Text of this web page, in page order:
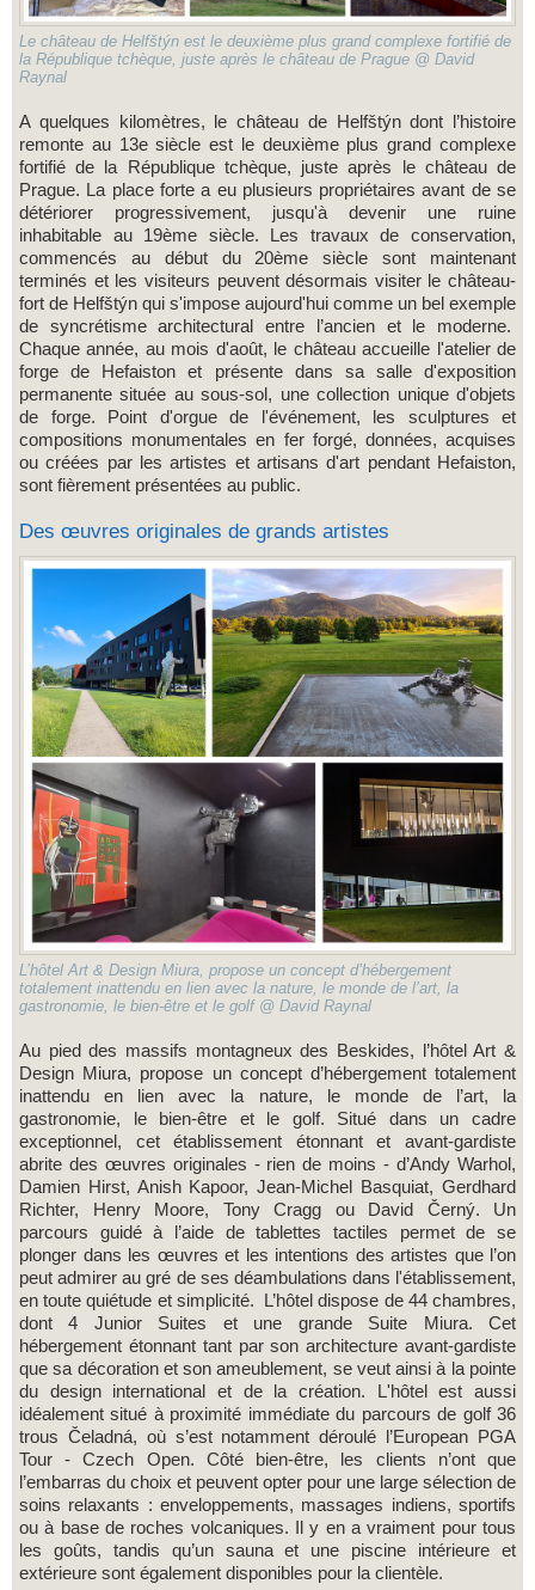
Le château de Helfštýn est le deuxième plus grand complexe fortifié de
la République tchèque, juste après le château de Prague @ David
Raynal
A quelques kilomètres, le château de Helfštýn dont l’histoire
remonte au 13e siècle est le deuxième plus grand complexe
fortifié de la République tchèque, juste après le château de
Prague. La place forte a eu plusieurs propriétaires avant de se
détériorer progressivement, jusqu'à devenir une ruine
inhabitable au 19ème siècle. Les travaux de conservation,
commencés au début du 20ème siècle sont maintenant
terminés et les visiteurs peuvent désormais visiter le château-
fort de Helfštýn qui s'impose aujourd'hui comme un bel exemple
de syncrétisme architectural entre l’ancien et le moderne.
Chaque année, au mois d'août, le château accueille l'atelier de
forge de Hefaiston et présente dans sa salle d'exposition
permanente située au sous-sol, une collection unique d'objets
de forge. Point d'orgue de l'événement, les sculptures et
compositions monumentales en fer forgé, données, acquises
ou créées par les artistes et artisans d'art pendant Hefaiston,
sont fièrement présentées au public.
Des œuvres originales de grands artistes
L’hôtel Art & Design Miura, propose un concept d’hébergement
totalement inattendu en lien avec la nature, le monde de l’art, la
gastronomie, le bien-être et le golf @ David Raynal
Au pied des massifs montagneux des Beskides, l’hôtel Art &
Design Miura, propose un concept d’hébergement totalement
inattendu en lien avec la nature, le monde de l’art, la
gastronomie, le bien-être et le golf. Situé dans un cadre
exceptionnel, cet établissement étonnant et avant-gardiste
abrite des œuvres originales - rien de moins - d’Andy Warhol,
Damien Hirst, Anish Kapoor, Jean-Michel Basquiat, Gerdhard
Richter, Henry Moore, Tony Cragg ou David Černý. Un
parcours guidé à l’aide de tablettes tactiles permet de se
plonger dans les œuvres et les intentions des artistes que l’on
peut admirer au gré de ses déambulations dans l'établissement,
en toute quiétude et simplicité. L’hôtel dispose de 44 chambres,
dont 4 Junior Suites et une grande Suite Miura. Cet
hébergement étonnant tant par son architecture avant-gardiste
que sa décoration et son ameublement, se veut ainsi à la pointe
du design international et de la création. L'hôtel est aussi
idéalement situé à proximité immédiate du parcours de golf 36
trous Čeladná, où s’est notamment déroulé l’European PGA
Tour - Czech Open. Côté bien-être, les clients n’ont que
l’embarras du choix et peuvent opter pour une large sélection de
soins relaxants : enveloppements, massages indiens, sportifs
ou à base de roches volcaniques. Il y en a vraiment pour tous
les goûts, tandis qu’un sauna et une piscine intérieure et
extérieure sont également disponibles pour la clientèle.